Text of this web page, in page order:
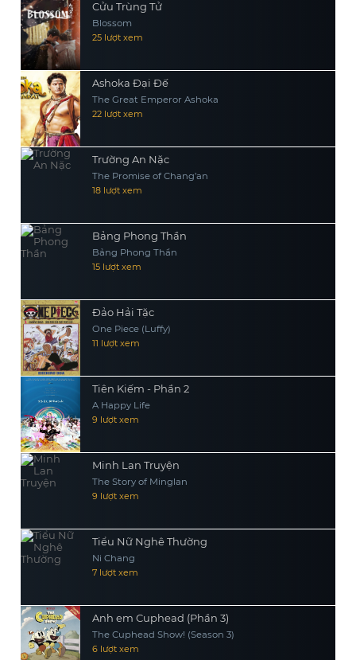
Cửu Trùng Tử
Blossom
25 lượt xem
Ashoka Đại Đế
The Great Emperor Ashoka
22 lượt xem
Trường An Nặc
The Promise of Chang’an
18 lượt xem
Bảng Phong Thần
Bảng Phong Thần
15 lượt xem
Đảo Hải Tặc
One Piece (Luffy)
11 lượt xem
Tiên Kiếm - Phần 2
A Happy Life
9 lượt xem
Minh Lan Truyện
The Story of Minglan
9 lượt xem
Tiểu Nữ Nghê Thường
Ni Chang
7 lượt xem
Anh em Cuphead (Phần 3)
The Cuphead Show! (Season 3)
6 lượt xem